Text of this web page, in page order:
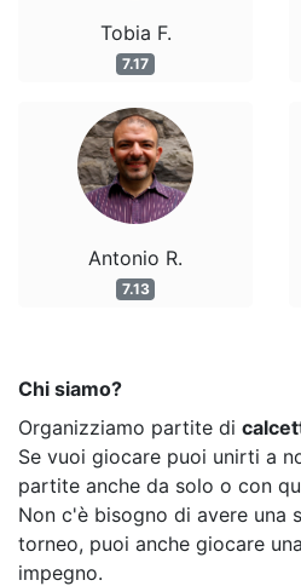
Tobia F.
7.17
Antonio R.
7.13
Chi siamo?
Organizziamo partite di
Se vuoi giocare puoi unirti a
partite anche da solo o con
Non c'è bisogno di avere una
torneo, puoi anche giocare una
impegno.